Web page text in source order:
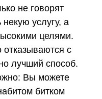
не говорят
услугу, а
целями.
с
лучший способ.
Вы можете
битком